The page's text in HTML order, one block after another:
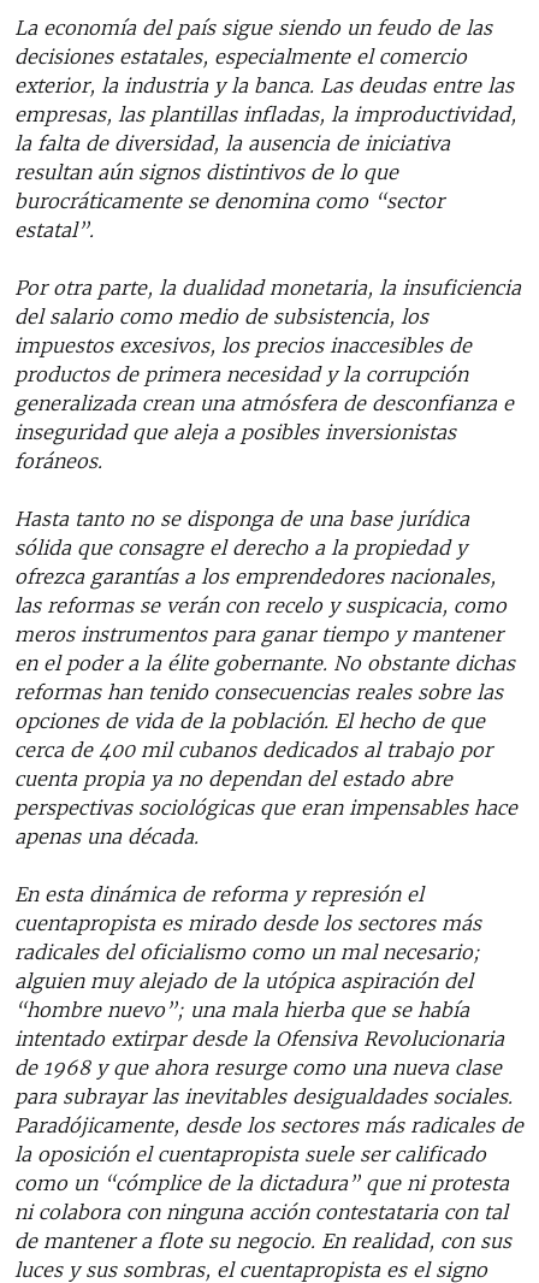
La economía del país sigue siendo un feudo de las
decisiones estatales, especialmente el comercio
exterior, la industria y la banca. Las deudas entre las
empresas, las plantillas infladas, la improductividad,
la falta de diversidad, la ausencia de iniciativa
resultan aún signos distintivos de lo que
burocráticamente se denomina como “sector
estatal”.
Por otra parte, la dualidad monetaria, la insuficiencia
del salario como medio de subsistencia, los
impuestos excesivos, los precios inaccesibles de
productos de primera necesidad y la corrupción
generalizada crean una atmósfera de desconfianza e
inseguridad que aleja a posibles inversionistas
foráneos.
Hasta tanto no se disponga de una base jurídica
sólida que consagre el derecho a la propiedad y
ofrezca garantías a los emprendedores nacionales,
las reformas se verán con recelo y suspicacia, como
meros instrumentos para ganar tiempo y mantener
en el poder a la élite gobernante. No obstante dichas
reformas han tenido consecuencias reales sobre las
opciones de vida de la población. El hecho de que
cerca de 400 mil cubanos dedicados al trabajo por
cuenta propia ya no dependan del estado abre
perspectivas sociológicas que eran impensables hace
apenas una década.
En esta dinámica de reforma y represión el
cuentapropista es mirado desde los sectores más
radicales del oficialismo como un mal necesario;
alguien muy alejado de la utópica aspiración del
“hombre nuevo”; una mala hierba que se había
intentado extirpar desde la Ofensiva Revolucionaria
de 1968 y que ahora resurge como una nueva clase
para subrayar las inevitables desigualdades sociales.
Paradójicamente, desde los sectores más radicales de
la oposición el cuentapropista suele ser calificado
como un “cómplice de la dictadura” que ni protesta
ni colabora con ninguna acción contestataria con tal
de mantener a flote su negocio. En realidad, con sus
luces y sus sombras, el cuentapropista es el signo